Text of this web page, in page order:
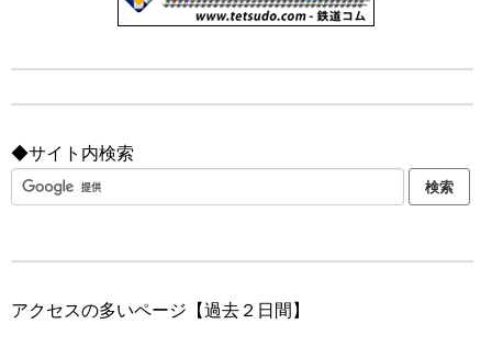
◆サイト内検索
アクセスの多いページ【過去２日間】